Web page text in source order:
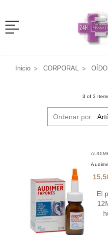
Menú
Inicio CORPORAL
3 of 3
Ordenar por:
El